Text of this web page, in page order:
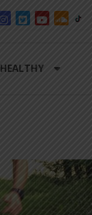
HEALTHY